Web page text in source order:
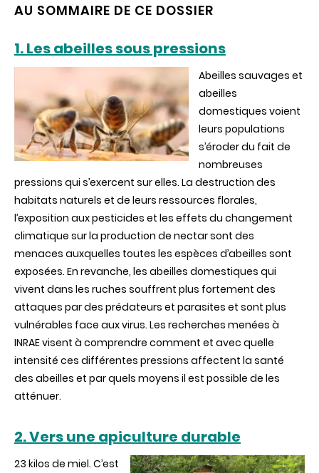
AU SOMMAIRE DE CE DOSSIER
1. Les abeilles sous pressions
Abeilles sauvages et
abeilles
domestiques voient
leurs populations
s’éroder du fait de
nombreuses
pressions qui s’exercent sur elles. La destruction des
habitats naturels et de leurs ressources florales,
l’exposition aux pesticides et les effets du changement
climatique sur la production de nectar sont des
menaces auxquelles toutes les espèces d’abeilles sont
exposées. En revanche, les abeilles domestiques qui
vivent dans les ruches souffrent plus fortement des
attaques par des prédateurs et parasites et sont plus
vulnérables face aux virus. Les recherches menées à
INRAE visent à comprendre comment et avec quelle
intensité ces différentes pressions affectent la santé
des abeilles et par quels moyens il est possible de les
atténuer.
2. Vers une apiculture durable
23 kilos de miel. C’est